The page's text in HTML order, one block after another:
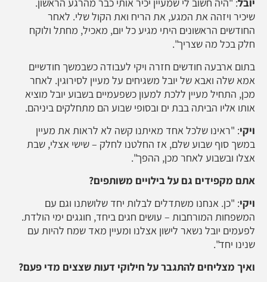
שיכיר ויזהה את המגע, את הריח ואת הקול שלי. לאחר
החודשים הראשונים היתי מגיע כל יום, מאכיל, מחתל ולוקח
חלק בכל מה שצריך".
בתום ארבעה חודשים חזרה ויקי לעבודה כשבמשך חודשיים
אמא שלה ואבא של יובל משגיחים על מעיין לסירוגין. לאחר
מכן, התחיל מעיין ללכת למעון כשפעמיים בשבוע יובל מוציא
אותו אליו הביתה בבת ים ובסופי שבוע הם מתחלקים ביניהם.
ויקי: "ראינו שלכל אחד מאיתנו קשה לא לראות את מעיין
במשך סוף שבוע שלם, אז החלטנו לחלק – שישי אצלי, שבת
אצלו ובשבוע לאחר מכן, ההפך".
אתם מקפידים גם על בילויים משותפים?
ויקי: "כן. אנחנו משתדלים לבלות יחד שלושתנו וגם עם
המשפחות המורחבות – עושים חגים ביחד, חוגגים ימי הולדת.
לפעמים יובל נשאר לישון אצלנו ומעיין מאד שמח להיות עם
שנינו יחד".
ואיך מצליחים להתגבר על חילוקי דעות שצצים מדי פעם?